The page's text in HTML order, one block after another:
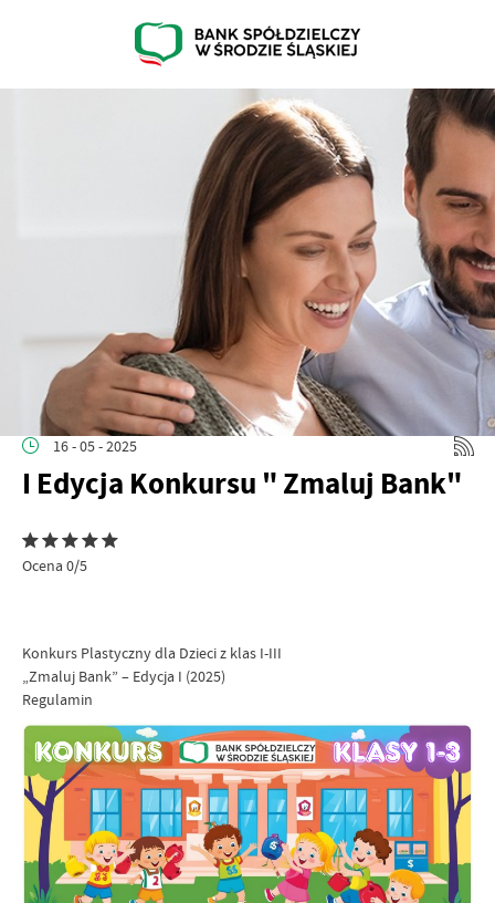
16 - 05 - 2025
I Edycja Konkursu " Zmaluj Bank"
Ocena 0/5
Konkurs Plastyczny dla Dzieci z klas I-III
„Zmaluj Bank” – Edycja I (2025)
Regulamin